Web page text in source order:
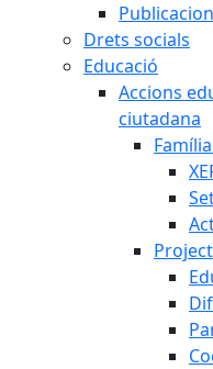
Drets socials
Educació
Accions
ciutadana